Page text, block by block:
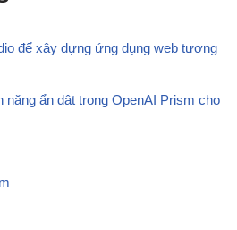
để xây dựng ứng dụng web tương
ẩn dật trong OpenAI Prism cho